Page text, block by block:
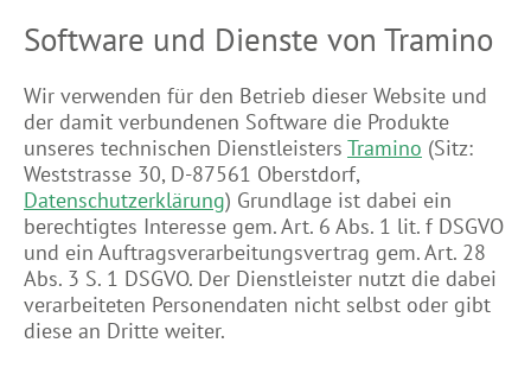
Software und Dienste von Tramino
Wir verwenden für den Betrieb dieser Website und
der damit verbundenen Software die Produkte
unseres technischen Dienstleisters Tramino (Sitz:
Weststrasse 30, D-87561 Oberstdorf,
Datenschutzerklärung) Grundlage ist dabei ein
berechtigtes Interesse gem. Art. 6 Abs. 1 lit. f DSGVO
und ein Auftragsverarbeitungsvertrag gem. Art. 28
Abs. 3 S. 1 DSGVO. Der Dienstleister nutzt die dabei
verarbeiteten Personendaten nicht selbst oder gibt
diese an Dritte weiter.